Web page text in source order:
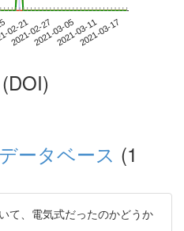
02-21
2021-02-272021-03-052021-03-112021-03-17
ータベース (1
て、電気式だったのかどうか